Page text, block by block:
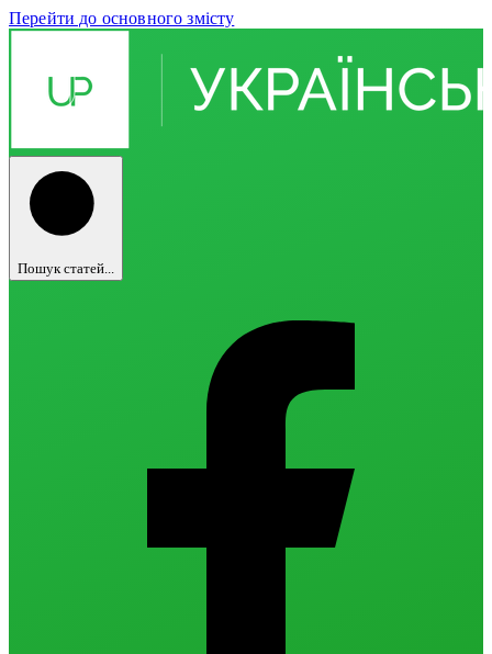
Перейти до основного змісту
Пошук статей...